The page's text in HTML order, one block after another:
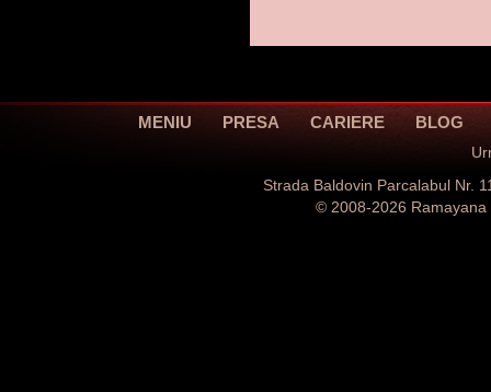
MENIU PRESA CARIERE BLOG
Strada Baldovin Parcalabul
© 2008-2026